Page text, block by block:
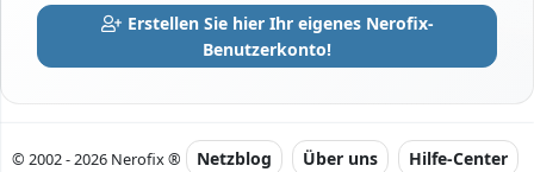
Erstellen Sie hier Ihr eigenes Nerofix-
Benutzerkonto!
© 2002 - 2026 Nerofix ® Netzblog Über uns Hilfe-Center